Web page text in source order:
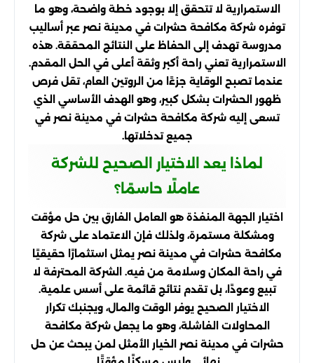
الاستمرارية لا تتحقق إلا بوجود خطة واضحة، وهو ما
توفره شركة مكافحة حشرات في مدينة نصر عبر أساليب
مدروسة تهدف إلى الحفاظ على النتائج المحققة. هذه
الاستمرارية تعني راحة أكبر وثقة أعلى في الحل المقدم.
عندما تصبح الوقاية جزءًا من الروتين العام، تقل فرص
ظهور الحشرات بشكل كبير، وهو الهدف الأساسي الذي
تسعى إليه شركة مكافحة حشرات في مدينة نصر في
جميع تدخلاتها.
لماذا يعد الاختيار الصحيح للشركة
عاملًا حاسمًا؟
اختيار الجهة المنفذة هو العامل الفارق بين حل مؤقت
ومشكلة مستمرة، ولذلك فإن الاعتماد على شركة
مكافحة حشرات في مدينة نصر يمثل استثمارًا حقيقيًا
في راحة المكان وسلامة من فيه. الشركة المحترفة لا
تبيع وعودًا، بل تقدم نتائج قائمة على أسس علمية.
الاختيار الصحيح يوفر الوقت والمال، ويجنبك تكرار
المحاولات الفاشلة، وهو ما يجعل شركة مكافحة
حشرات في مدينة نصر الخيار الأمثل لمن يبحث عن حل